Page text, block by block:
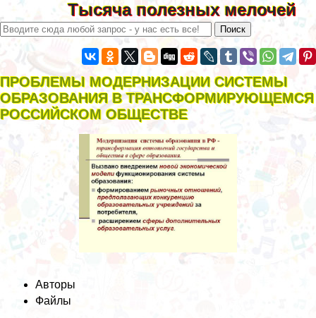
Тысяча полезных мелочей
ПРОБЛЕМЫ МОДЕРНИЗАЦИИ СИСТЕМЫ
ОБРАЗОВАНИЯ В ТРАНСФОРМИРУЮЩЕМСЯ
РОССИЙСКОМ ОБЩЕСТВЕ
Авторы
Файлы